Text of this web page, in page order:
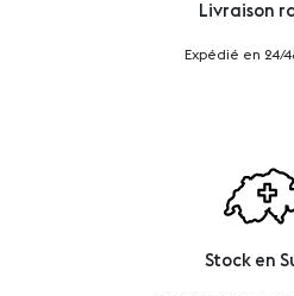
Livraison
Expédié en 24/
Stock en